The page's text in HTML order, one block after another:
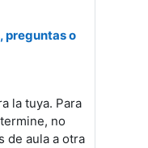
preguntas o
la tuya. Para
no
de aula a otra